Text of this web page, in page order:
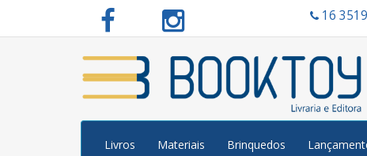
16
Livros Materiais Brinquedos